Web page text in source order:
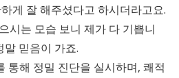
게 잘 해주셨다고 하시더라고요.
시는 모습 보니 제가 다 기쁩니
말 믿음이 가죠.
통해 정밀 진단을 실시하며, 쾌적